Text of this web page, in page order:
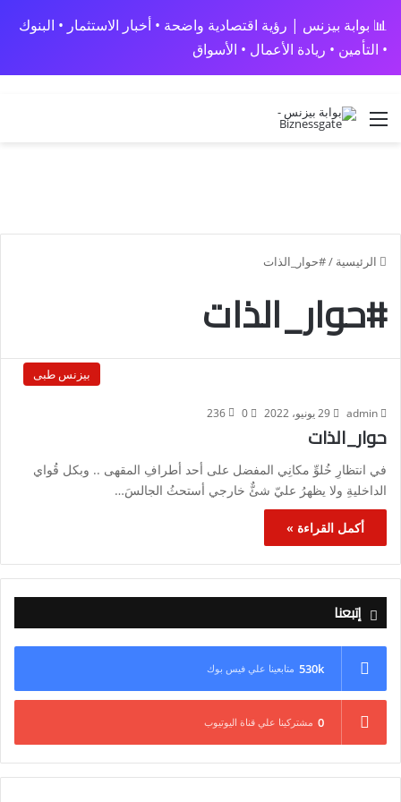
📊 بوابة بيزنس | رؤية اقتصادية واضحة • أخبار الاستثمار • البنوك
• التأمين • ريادة الأعمال • الأسواق
القائمة
الرئيسية /#حوار_الذات
#حوار_الذات
بيزنس طبى
admin 29 يونيو، 2022 0
236
حوار_الذات
في انتظارِ خُلوِّ مكانِي المفضل على أحد أطرافِ المقهى .. وبكل قُواي
الداخليةِ ولا يظهرُ عليّ شئٌّ خارجي أستحثُ الجالسَ…
أكمل القراءة »
إتبعنا
530k متابعينا علي فيس بوك
0 مشتركينا علي قناة اليوتيوب